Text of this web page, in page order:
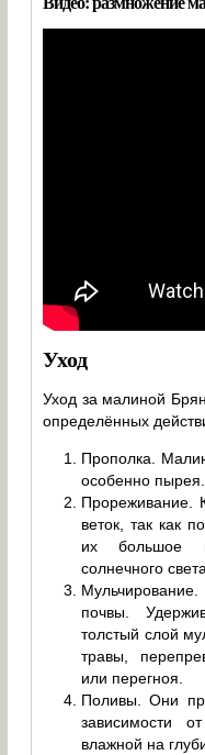
Уход
Уход за малиной
определённых
Прополка.
особенно пырея.
Прореживание.
веток, так как
их большое
солнечного
Мульчирование.
почвы.
толстый слой
травы,
или перегноя.
Поливы. Они
зависимости
влажной на